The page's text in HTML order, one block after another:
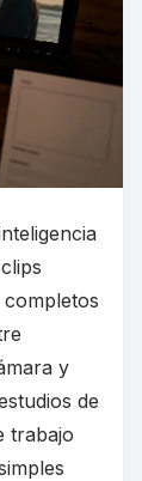
y
de
trabajo